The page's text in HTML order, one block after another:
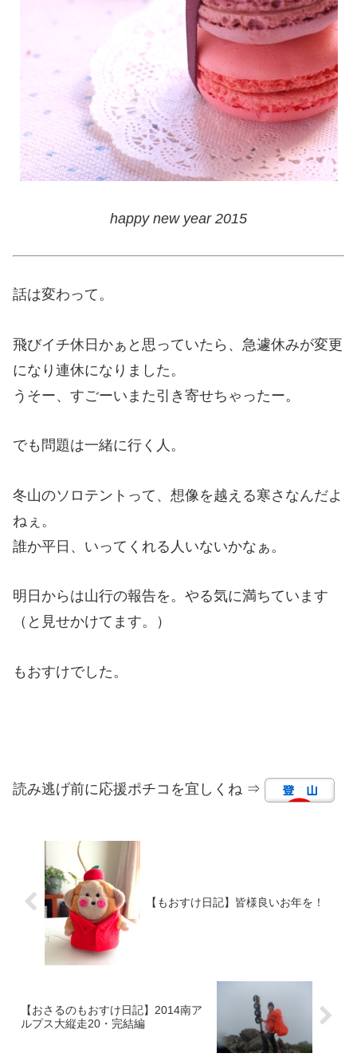
happy new year 2015
話は変わって。
飛びイチ休日かぁと思っていたら、急遽休みが変更
になり連休になりました。
うそー、すごーいまた引き寄せちゃったー。
でも問題は一緒に行く人。
冬山のソロテントって、想像を越える寒さなんだよ
ねぇ。
誰か平日、いってくれる人いないかなぁ。
明日からは山行の報告を。やる気に満ちています
（と見せかけてます。）
もおすけでした。
読み逃げ前に応援ポチコを宜しくね ⇒
【もおすけ日記】皆様良いお年を！
【おさるのもおすけ日記】2014南ア
ルプス大縦走20・完結編